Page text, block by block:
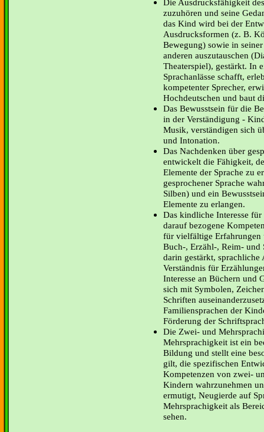
zuzuhören und seine
das Kind wird bei der
Ausdrucksformen (z. B.
Bewegung) sowie in
anderen auszutauschen
Theaterspiel), gestärkt. In
Sprachanlässe schafft,
kompetenter Sprecher,
Hochdeutschen und baut
Das Bewusstsein für die
in der Verständigung -
Musik, verständigen sich
und Intonation.
Das Nachdenken über
entwickelt die Fähigkeit,
Elemente der Sprache zu
gesprochener Sprache
Silben) und ein
Elemente zu erlangen.
Das kindliche Interesse
darauf bezogene
für vielfältige Erfahrungen
Buch-, Erzähl-, Reim-
darin gestärkt,
Verständnis für
Interesse an Büchern und
sich mit Symbolen,
Schriften
Familiensprachen der
Förderung der
Die Zwei- und
Mehrsprachigkeit ist ein
Bildung und stellt eine
gilt, die spezifischen
Kompetenzen von zwei-
Kindern wahrzunehmen
ermutigt, Neugierde auf
Mehrsprachigkeit als
sehen.